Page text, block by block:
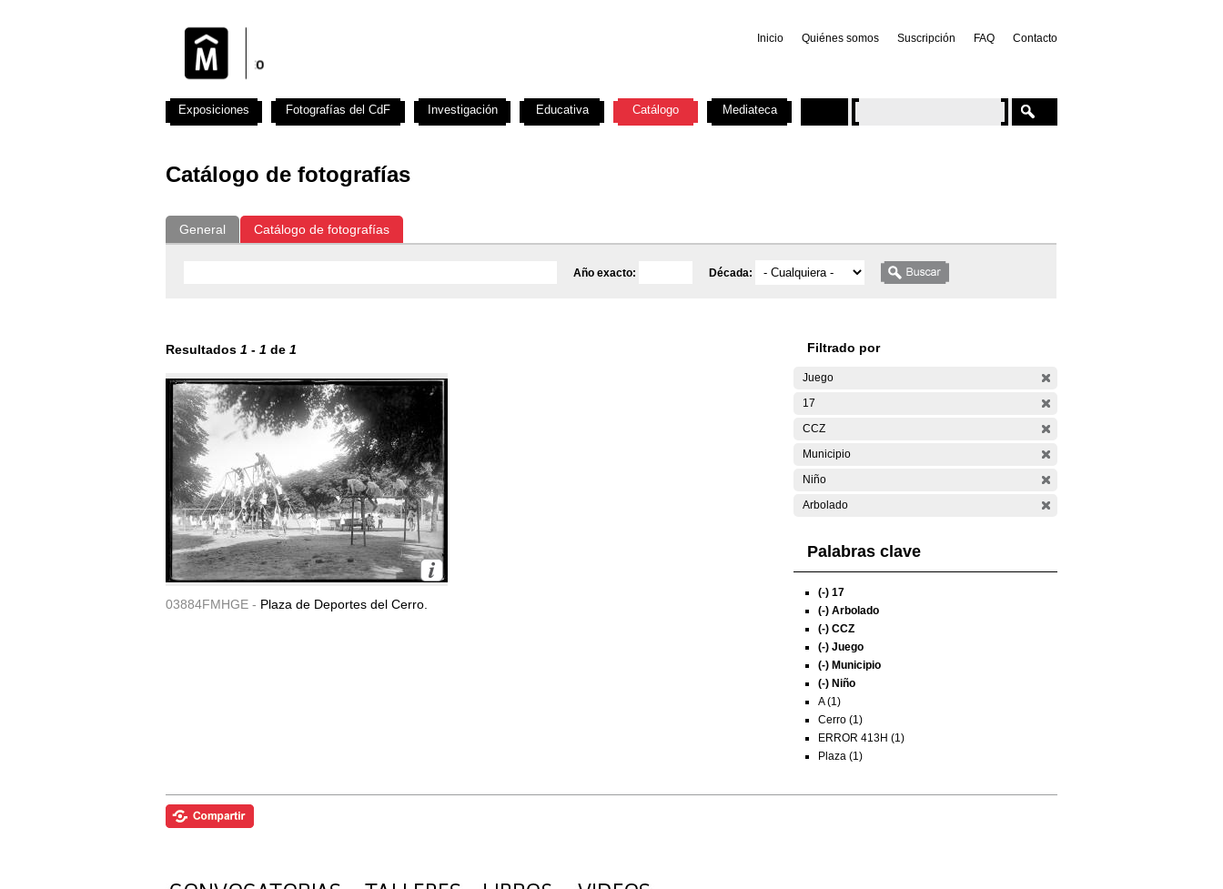
Inicio Quiénes somos Suscripción FAQ Contacto
Catálogo de fotografías
General Catálogo de fotografías
Año exacto: Década:
Resultados 1 - 1 de 1
03884FMHGE - Plaza de Deportes del Cerro.
Filtrado por
Juego
17
CCZ
Municipio
Niño
Arbolado
Palabras clave
(-) 17
(-) Arbolado
(-) CCZ
(-) Juego
(-) Municipio
(-) Niño
A (1)
Cerro (1)
ERROR 413H (1)
Plaza (1)
Exposiciones Fotografías del CdF Investigación Educativa Catálogo Mediateca